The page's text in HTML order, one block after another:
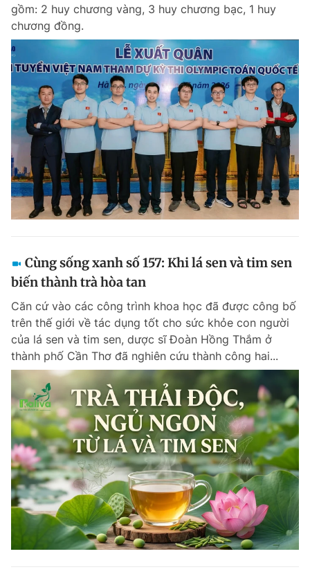
gồm: 2 huy chương vàng, 3 huy chương bạc, 1 huy
chương đồng.
Cùng sống xanh số 157: Khi lá sen và tim sen
biến thành trà hòa tan
Căn cứ vào các công trình khoa học đã được công bố
trên thế giới về tác dụng tốt cho sức khỏe con người
của lá sen và tim sen, dược sĩ Đoàn Hồng Thắm ở
thành phố Cần Thơ đã nghiên cứu thành công hai...